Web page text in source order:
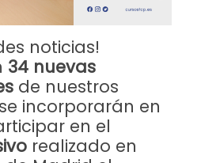
noticias!
34 nuevas
de nuestros
incorporarán en
en el
realizado en